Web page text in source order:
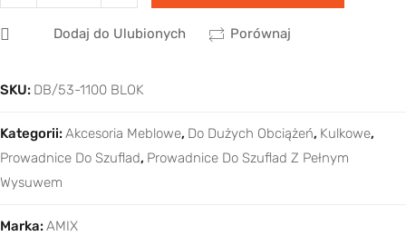
Dodaj do Ulubionych Porównaj
SKU: DB/53-1100 BLOK
Kategorii:Akcesoria Meblowe, Do Dużych Obciążeń, Kulkowe,
Prowadnice Do Szuflad, Prowadnice Do Szuflad Z Pełnym
Wysuwem
Marka:AMIX